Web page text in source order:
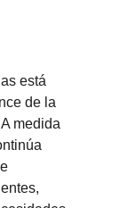
está
de la
medida